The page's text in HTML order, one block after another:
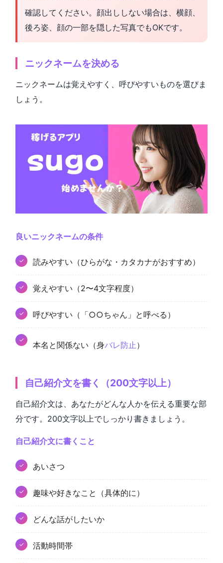
確認してください。顔出ししない場合は、横顔、
後ろ姿、顔の一部を隠した写真でもOKです。
ニックネームを決める
ニックネームは覚えやすく、呼びやすいものを選びま
しょう。
良いニックネームの条件
読みやすい（ひらがな・カタカナがおすすめ）
覚えやすい（2〜4文字程度）
呼びやすい（「○○ちゃん」と呼べる）
本名と関係ない（身バレ防止 ）
自己紹介文を書く（200文字以上）
自己紹介文は、あなたがどんな人かを伝える重要な部
分です。200文字以上でしっかり書きましょう。
自己紹介文に書くこと
あいさつ
趣味や好きなこと（具体的に）
どんな話がしたいか
活動時間帯